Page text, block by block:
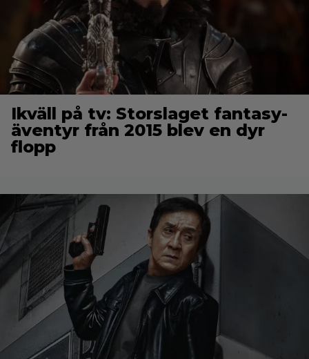
Ikväll på tv: Storslaget fantasy-
äventyr från 2015 blev en dyr
flopp